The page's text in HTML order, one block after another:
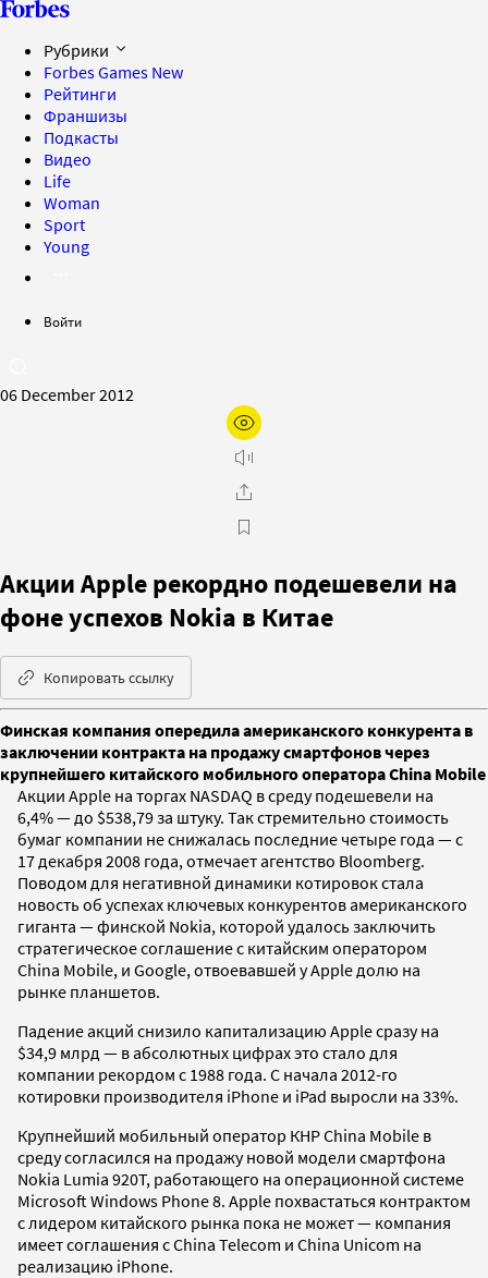
Рубрики
Forbes Games New
Рейтинги
Франшизы
Подкасты
Видео
Life
Woman
Sport
Young
Войти
06 December 2012
Акции Apple рекордно подешевели на
фоне успехов Nokia в Китае
Копировать ссылку
Финская компания опередила американского конкурента в
заключении контракта на продажу смартфонов через
крупнейшего китайского мобильного оператора China Mobile
Акции Apple на торгах NASDAQ в среду подешевели на
6,4% — до $538,79 за штуку. Так стремительно стоимость
бумаг компании не снижалась последние четыре года — с
17 декабря 2008 года, отмечает агентство Bloomberg.
Поводом для негативной динамики котировок стала
новость об успехах ключевых конкурентов американского
гиганта — финской Nokia, которой удалось заключить
стратегическое соглашение с китайским оператором
China Mobile, и Google, отвоевавшей у Apple долю на
рынке планшетов.
Падение акций снизило капитализацию Apple сразу на
$34,9 млрд — в абсолютных цифрах это стало для
компании рекордом с 1988 года. С начала 2012-го
котировки производителя iPhone и iPad выросли на 33%.
Крупнейший мобильный оператор КНР China Mobile в
среду согласился на продажу новой модели смартфона
Nokia Lumia 920T, работающего на операционной системе
Microsoft Windows Phone 8. Apple похвастаться контрактом
с лидером китайского рынка пока не может — компания
имеет соглашения с China Telecom и China Unicom на
реализацию iPhone.